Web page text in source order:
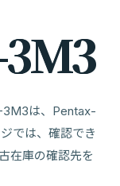
3M3
3M3は、Pentax-
では、確認でき
在庫の確認先を